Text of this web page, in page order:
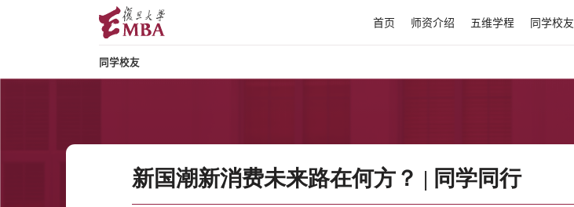
首页 师资介绍 五维学程 同学校友
同学校友
新国潮新消费未来路在何方？ | 同学同行